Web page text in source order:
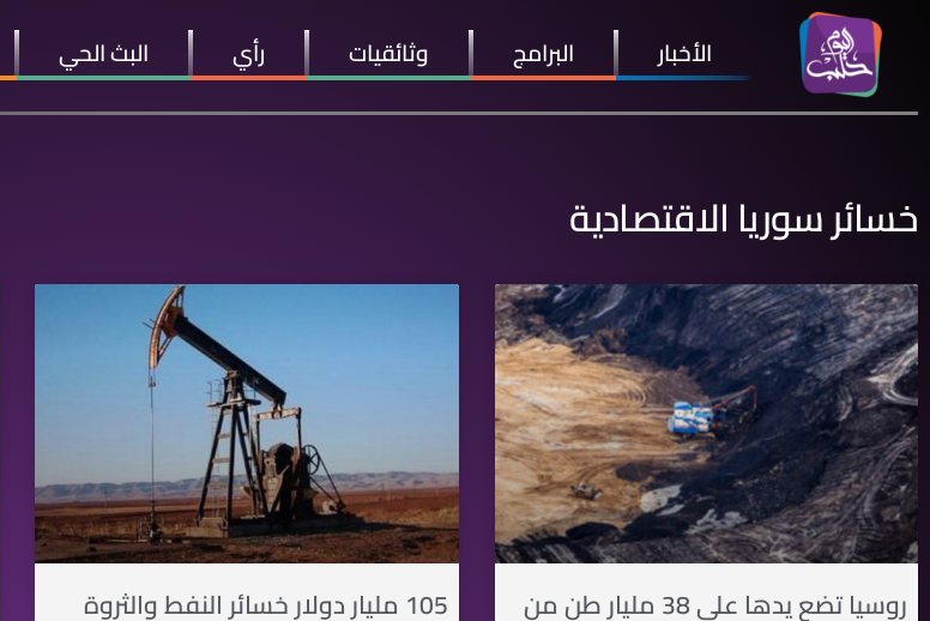
الأخبار البرامج وثائقيات رأي البث الحي
خسائر سوريا الاقتصادية
روسيا تضع يدها على 38 مليار طن من 105 مليار دولار خسائر النفط والثروة